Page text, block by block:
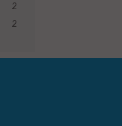
2
2